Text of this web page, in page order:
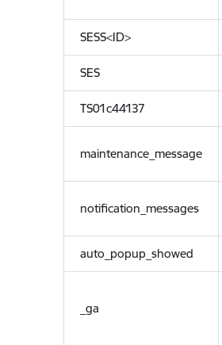
SESS<ID>
SES
TS01c44137
maintenance_message
notification_messages
auto_popup_showed
_ga